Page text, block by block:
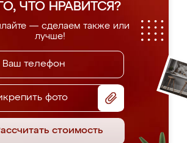
ЧТО НРАВИТСЯ?
— сделаем также или
лучше!
фото
стоимость